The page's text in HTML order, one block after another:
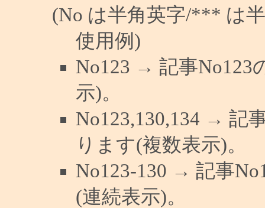
(No は半角英字/*** は
使用例)
No123 → 記事No123
示)。
No123,130,134 → 記
ります(複数表示)。
No123-130 → 記事
(連続表示)。